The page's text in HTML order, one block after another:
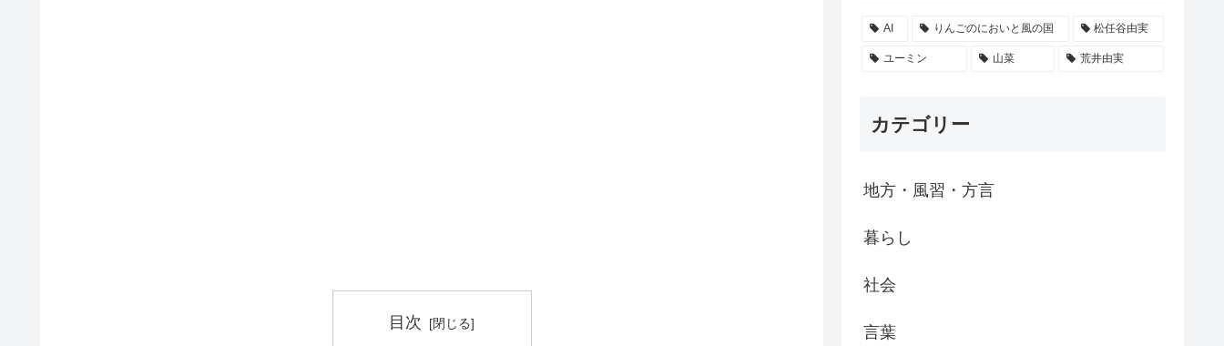
目次
AI りんごのにおいと風の国 松任谷由実
ユーミン 山菜 荒井由実
カテゴリー
地方・風習・方言
暮らし
社会
言葉